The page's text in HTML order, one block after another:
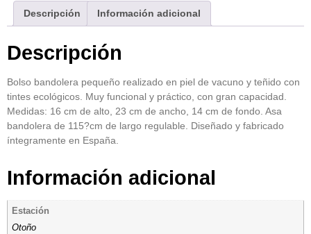
Descripción Información adicional
Descripción
Bolso bandolera pequeño realizado en piel de vacuno y teñido con
tintes ecológicos. Muy funcional y práctico, con gran capacidad.
Medidas: 16 cm de alto, 23 cm de ancho, 14 cm de fondo. Asa
bandolera de 115?cm de largo regulable. Diseñado y fabricado
íntegramente en España.
Información adicional
Estación
Otoño